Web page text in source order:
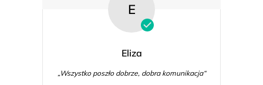
E
Eliza
„Wszystko poszło dobrze, dobra komunikacja“